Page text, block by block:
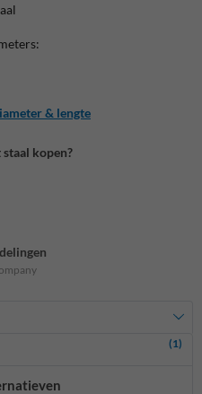
& lengte
kopen?
(1)